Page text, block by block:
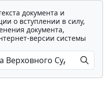
документа и
о вступлении в силу,
документа,
версии системы